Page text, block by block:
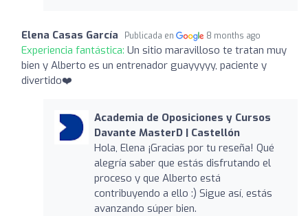
Elena Casas García Publicada en 8 months ago
Experiencia fantástica: Un sitio maravilloso te tratan muy
bien y Alberto es un entrenador guayyyyy, paciente y
divertido❤️
Academia de Oposiciones y Cursos
Davante MasterD | Castellón
Hola, Elena ¡Gracias por tu reseña! Qué
alegría saber que estás disfrutando el
proceso y que Alberto está
contribuyendo a ello :) Sigue así, estás
avanzando súper bien.